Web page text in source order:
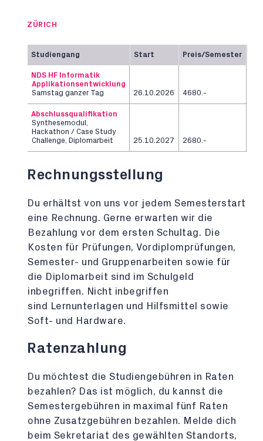
ZÜRICH
Studiengang Start Preis/Semester
NDS HF Informatik
Applikationsentwicklung
Samstag ganzer Tag
26.10.2026 4680.-
Abschlussqualifikation
Synthesemodul,
Hackathon / Case Study
Challenge, Diplomarbeit
25.10.2027 2680.-
Rechnungsstellung
Du erhältst von uns vor jedem Semesterstart
eine Rechnung. Gerne erwarten wir die
Bezahlung vor dem ersten Schultag. Die
Kosten für Prüfungen, Vordiplomprüfungen,
Semester- und Gruppenarbeiten sowie für
die Diplomarbeit sind im Schulgeld
inbegriffen. Nicht inbegriffen
sind Lernunterlagen und Hilfsmittel sowie
Soft- und Hardware.
Ratenzahlung
Du möchtest die Studiengebühren in Raten
bezahlen? Das ist möglich, du kannst die
Semestergebühren in maximal fünf Raten
ohne Zusatzgebühren bezahlen. Melde dich
beim Sekretariat des gewählten Standorts,